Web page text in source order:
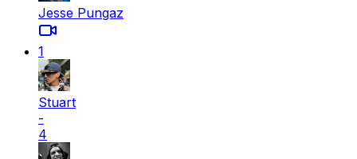
Jesse Pungaz
1
Stuart
-
4